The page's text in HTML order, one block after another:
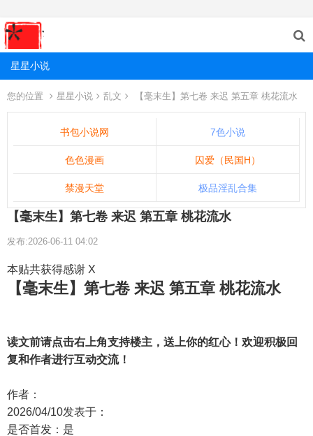
星星小说
您的位置 星星小说 乱文 【毫末生】第七卷 来迟 第五章 桃花流水
书包小说网 7色小说
色色漫画 囚爱（民国H）
禁漫天堂 极品淫乱合集
【毫末生】第七卷 来迟 第五章 桃花流水
发布:2026-06-11 04:02
本贴共获得感谢 X
【毫末生】第七卷 来迟 第五章 桃花流水
读文前请点击右上角支持楼主，送上你的红心！欢迎积极回
复和作者进行互动交流！
作者：
2026/04/10发表于：
是否首发：是